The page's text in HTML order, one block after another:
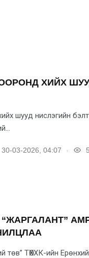
ХИЙХ
шууд нислэгийн
30-03-2026, 04:07
төв” ТӨХХК-ийн